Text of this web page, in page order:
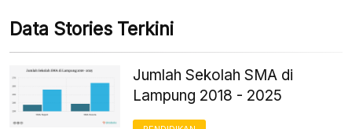
Data Stories Terkini
Jumlah Sekolah SMA di
Lampung 2018 - 2025